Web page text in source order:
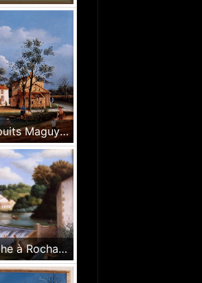
(608)- Village du puits Maguy – Aubigny – Vendée. hsb de format 27×35 cm, daté 1986. Signé en bas à gauche.
(612)- Un Dimanche à Rochard sur la Sèvre nantaise-1986-hsb 24x35 cm.